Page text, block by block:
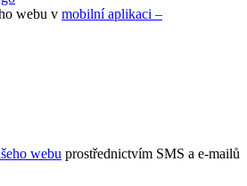
webu v mobilní aplikaci –
webu prostřednictvím SMS a e-mailů